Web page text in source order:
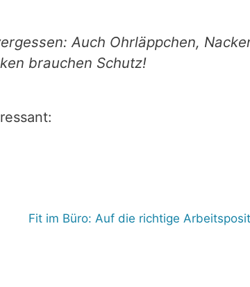
Auch Ohrläppchen,
brauchen Schutz!
Fit im Büro: Auf die richtige